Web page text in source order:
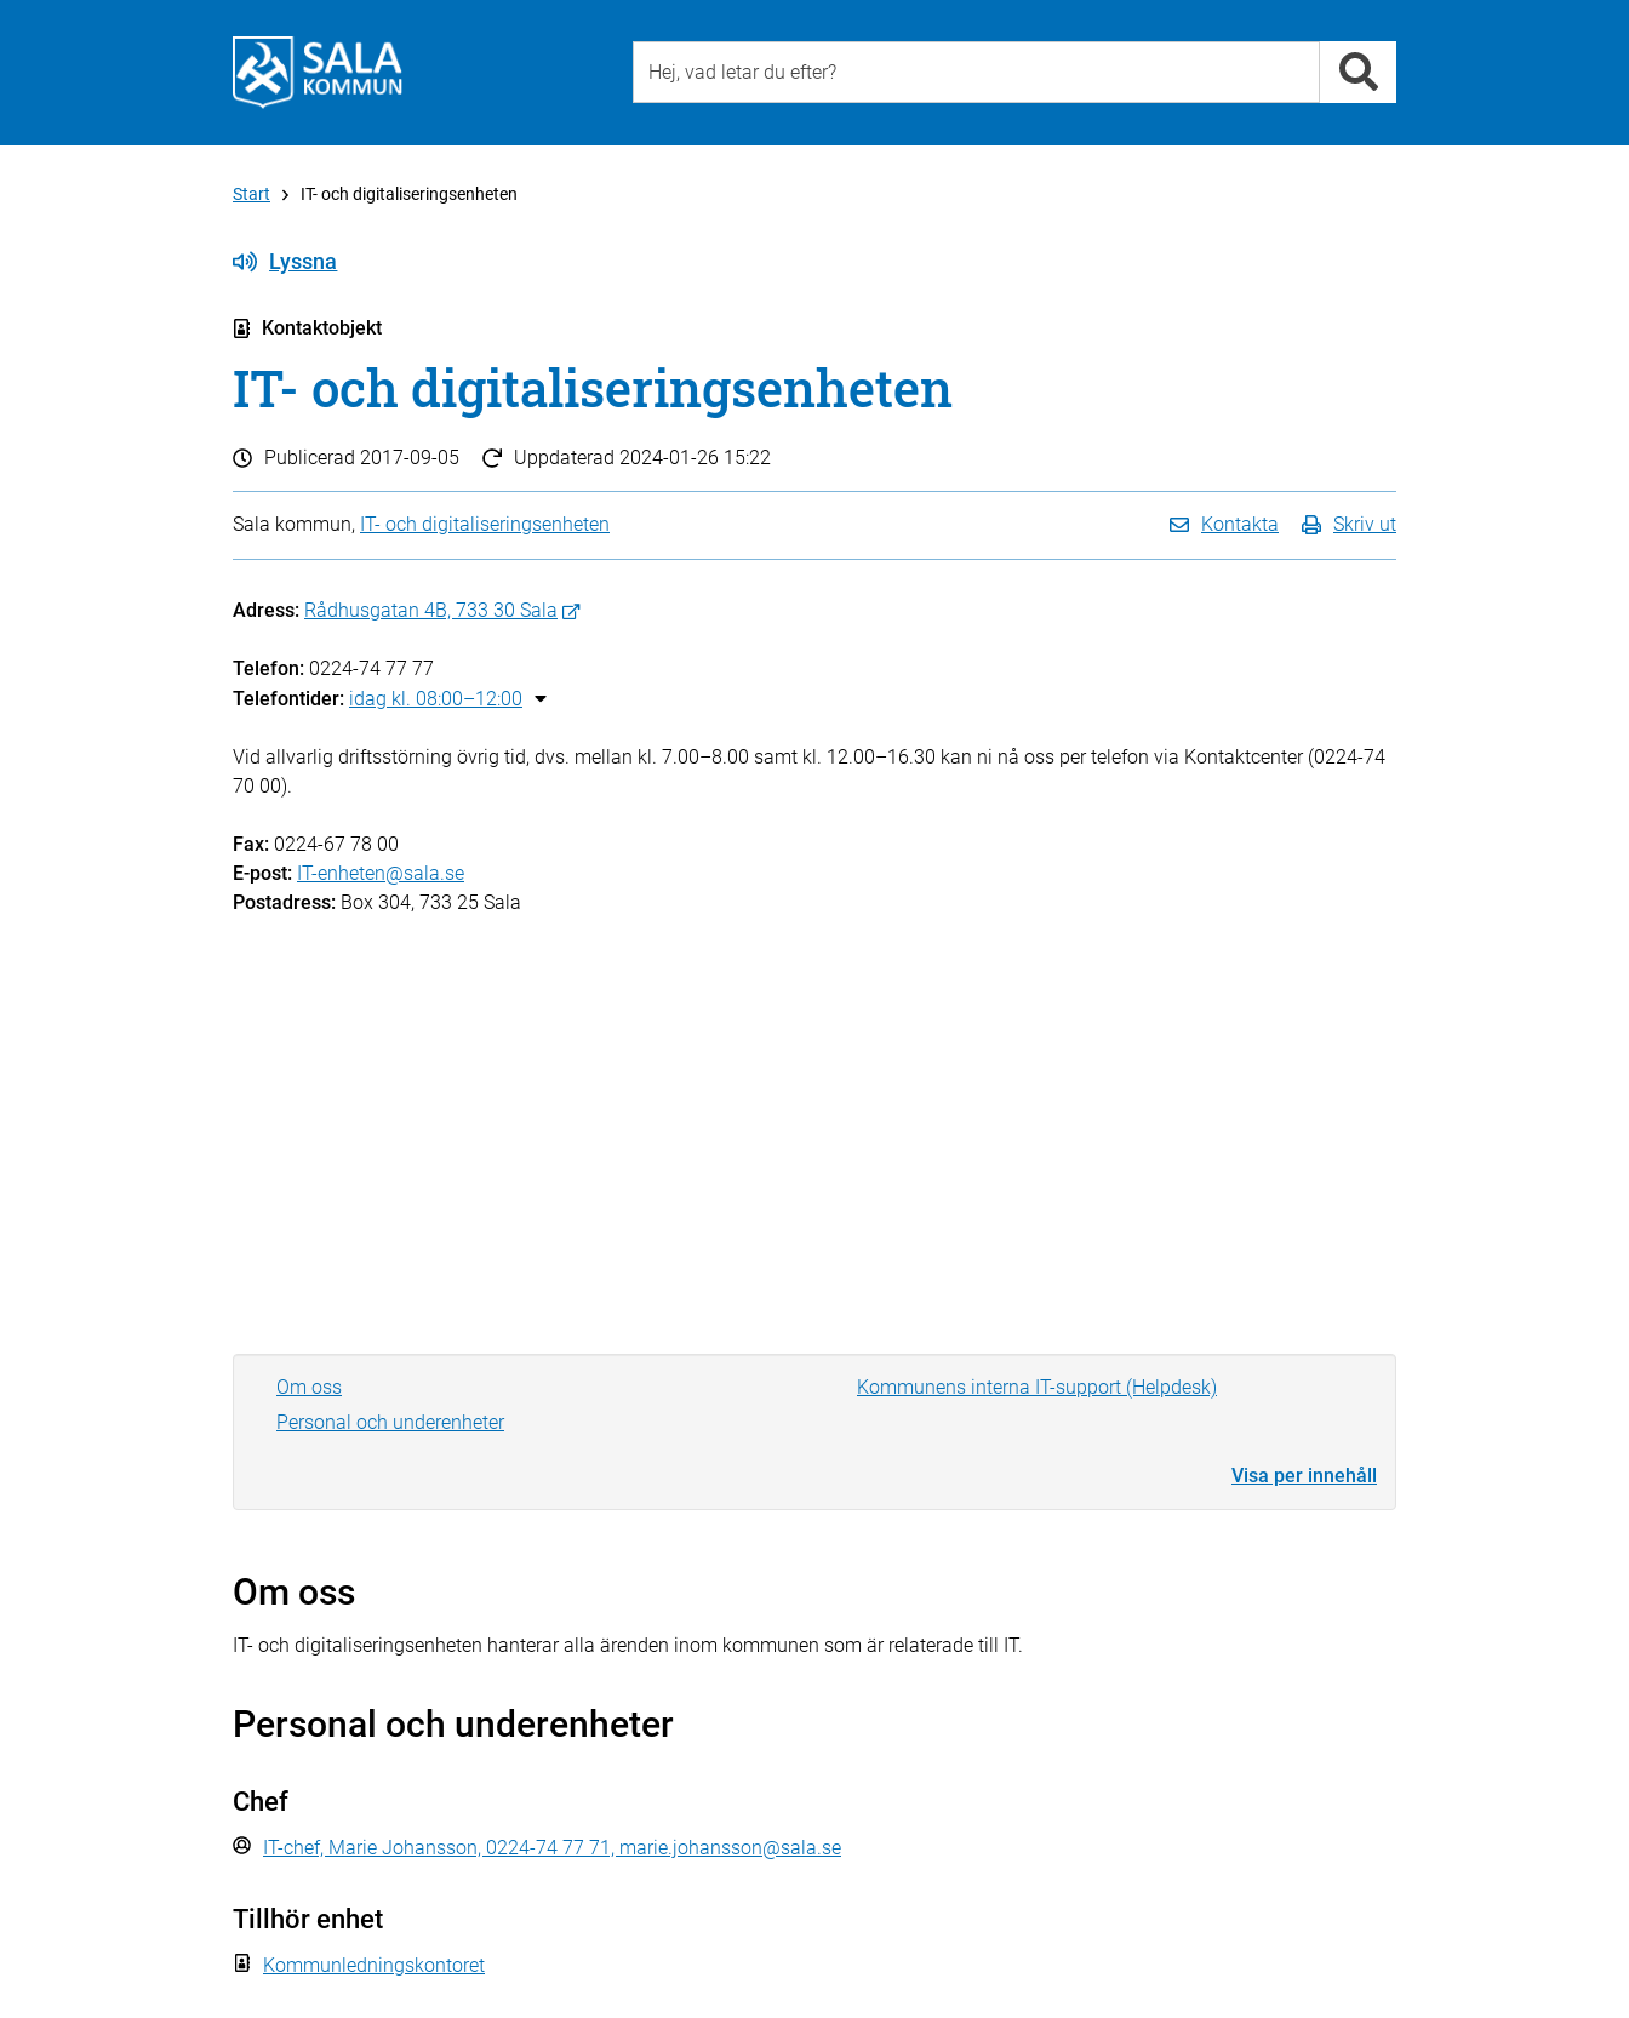
Start IT- och digitaliseringsenheten
Lyssna
Kontaktobjekt
IT- och digitaliseringsenheten
Publicerad 2017-09-05 Uppdaterad 2024-01-26 15:22
Sala kommun, IT- och digitaliseringsenheten Kontakta Skriv ut
Adress: Rådhusgatan 4B, 733 30 Sala
Telefon: 0224-74 77 77
Telefontider: idag kl. 08:00–12:00
Vid allvarlig driftsstörning övrig tid, dvs. mellan kl. 7.00–8.00 samt kl. 12.00–16.30 kan ni nå oss per telefon via Kontaktcenter (0224-74
70 00).
Fax: 0224-67 78 00
E-post: IT-enheten@sala.se
Postadress: Box 304, 733 25 Sala
Om oss
Personal och underenheter
Kommunens interna IT-support (Helpdesk)
Visa per innehåll
Om oss
IT- och digitaliseringsenheten hanterar alla ärenden inom kommunen som är relaterade till IT.
Personal och underenheter
Chef
IT-chef, Marie Johansson, 0224-74 77 71, marie.johansson@sala.se
Tillhör enhet
Kommunledningskontoret